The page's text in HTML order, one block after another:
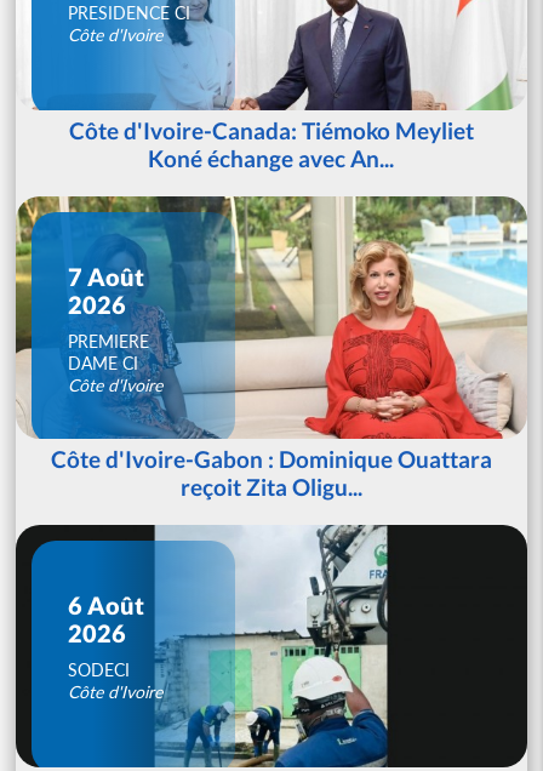
PRESIDENCE CI
Côte d'Ivoire
Côte d'Ivoire-Canada: Tiémoko Meyliet
Koné échange avec An...
7 Août
2026
PREMIERE
DAME CI
Côte d'Ivoire
Côte d'Ivoire-Gabon : Dominique Ouattara
reçoit Zita Oligu...
6 Août
2026
SODECI
Côte d'Ivoire